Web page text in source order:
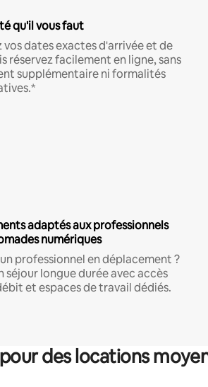
qu'il vous faut
vos dates exactes d'arrivée et de
réservez facilement en ligne, sans
supplémentaire ni formalités
adaptés aux professionnels
numériques
professionnel en déplacement ?
séjour longue durée avec accès
et espaces de travail dédiés.
des locations